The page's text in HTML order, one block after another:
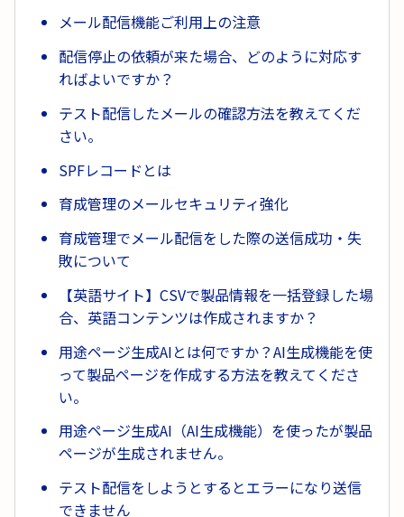
メール配信機能ご利用上の注意
配信停止の依頼が来た場合、どのように対応す
ればよいですか？
テスト配信したメールの確認方法を教えてくだ
さい。
SPFレコードとは
育成管理のメールセキュリティ強化
育成管理でメール配信をした際の送信成功・失
敗について
【英語サイト】CSVで製品情報を一括登録した場
合、英語コンテンツは作成されますか？
用途ページ生成AIとは何ですか？AI生成機能を使
って製品ページを作成する方法を教えてくださ
い。
用途ページ生成AI（AI生成機能）を使ったが製品
ページが生成されません。
テスト配信をしようとするとエラーになり送信
できません